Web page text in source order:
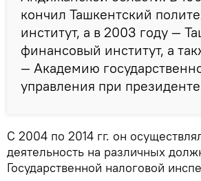
кончил Ташкентский
институт, а в 2003 году —
финансовый институт, а
— Академию
управления при
С 2004 по 2014 гг. он
деятельность на различных
Государственной налоговой